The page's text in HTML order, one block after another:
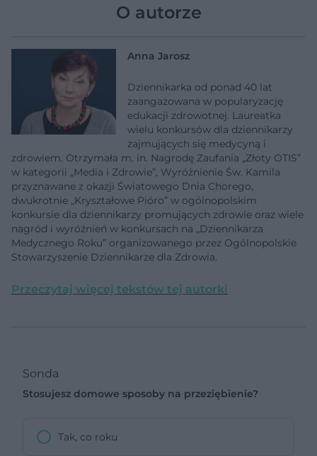
O autorze
Anna Jarosz
Dziennikarka od ponad 40 lat
zaangażowana w popularyzację
edukacji zdrowotnej. Laureatka
wielu konkursów dla dziennikarzy
zajmujących się medycyną i
zdrowiem. Otrzymała m. in. Nagrodę Zaufania „Złoty OTIS”
w kategorii „Media i Zdrowie”, Wyróżnienie Św. Kamila
przyznawane z okazji Światowego Dnia Chorego,
dwukrotnie „Kryształowe Pióro” w ogólnopolskim
konkursie dla dziennikarzy promujących zdrowie oraz wiele
nagród i wyróżnień w konkursach na „Dziennikarza
Medycznego Roku” organizowanego przez Ogólnopolskie
Stowarzyszenie Dziennikarze dla Zdrowia.
Przeczytaj więcej tekstów tej autorki
Sonda
Stosujesz domowe sposoby na przeziębienie?
Tak, co roku